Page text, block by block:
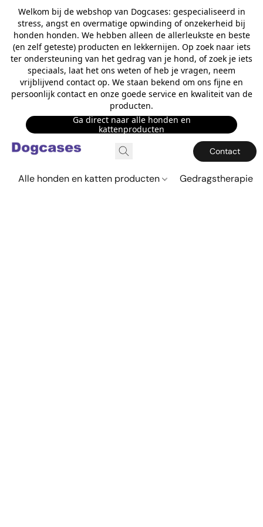
Welkom bij de webshop van Dogcases: gespecialiseerd in
stress, angst en overmatige opwinding of onzekerheid bij
honden honden. We hebben alleen de allerleukste en beste
(en zelf geteste) producten en lekkernijen. Op zoek naar iets
ter ondersteuning van het gedrag van je hond, of zoek je iets
speciaals, laat het ons weten of heb je vragen, neem
vrijblijvend contact op. We staan bekend om ons fijne en
persoonlijk contact en onze goede service en kwaliteit van de
producten.
Ga direct naar alle honden en
kattenproducten
Contact
Alle honden en katten producten Gedragstherapie